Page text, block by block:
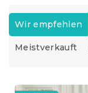
P
o
d
Wir empfehlen
Meistverkauft
L